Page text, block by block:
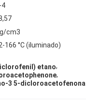
4
cm3
166 °C (iluminado)
etano,
,
3 5-dicloroacetofenona